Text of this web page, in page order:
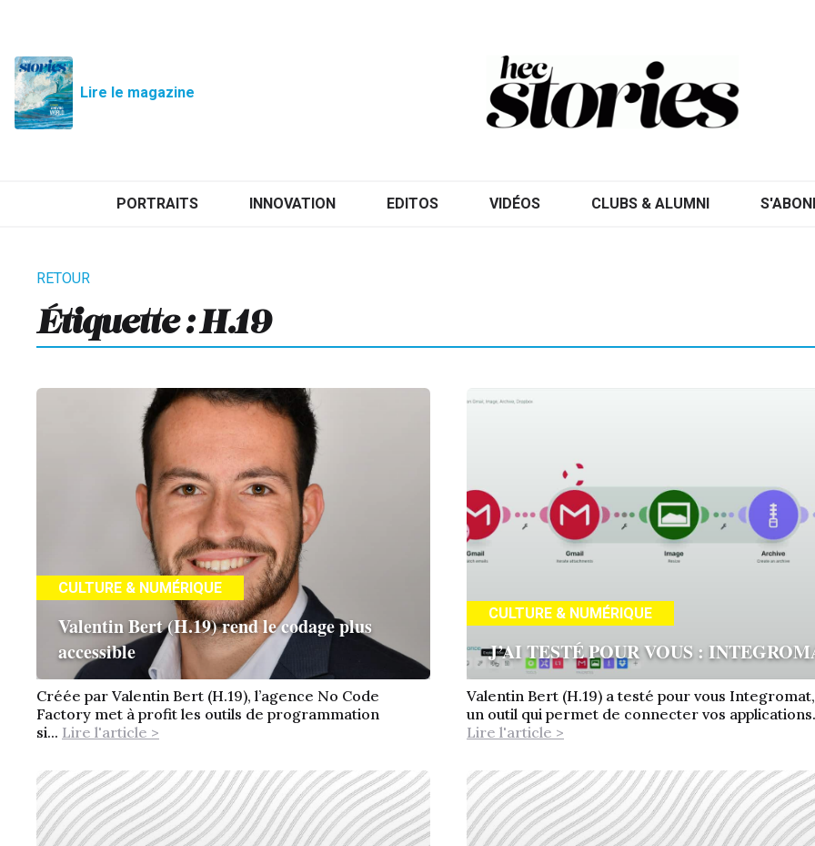
Lire le magazine
PORTRAITS INNOVATION EDITOS VIDÉOS CLUBS & ALUMNI
Étiquette : H.19
CULTURE & NUMÉRIQUE
Valentin Bert (H.19) rend le codage plus
accessible
Créée par Valentin Bert (H.19), l’agence No Code
Factory met à profit les outils de programmation
si... Lire l'article >
CULTURE & NUMÉRIQUE
J’AI TESTÉ POUR VOUS :
Valentin Bert (H.19) a testé pour vous Integromat,
un outil qui permet de connecter vos
Lire l'article >